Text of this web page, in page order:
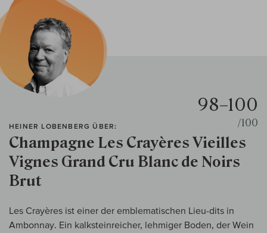
HEINER LOBENBERG ÜBER:
Champagne Les Crayères Vieilles
Vignes Grand Cru Blanc de Noirs
Brut
98–100
/100
Les Crayères ist einer der emblematischen Lieu-dits in
Ambonnay. Ein kalksteinreicher, lehmiger Boden, der Wein